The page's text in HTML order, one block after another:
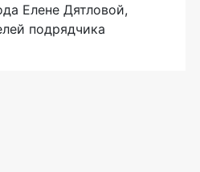
Елене Дятловой,
подрядчика